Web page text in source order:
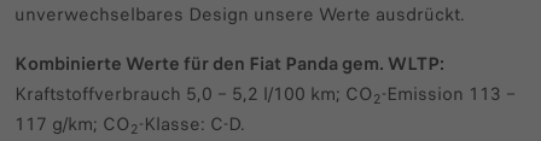
unverwechselbares Design unsere Werte ausdrückt.
Kombinierte Werte für den Fiat Panda gem. WLTP:
Kraftstoffverbrauch 5,0 – 5,2 l/100 km; CO2-Emission 113 –
117 g/km; CO2-Klasse: C-D.